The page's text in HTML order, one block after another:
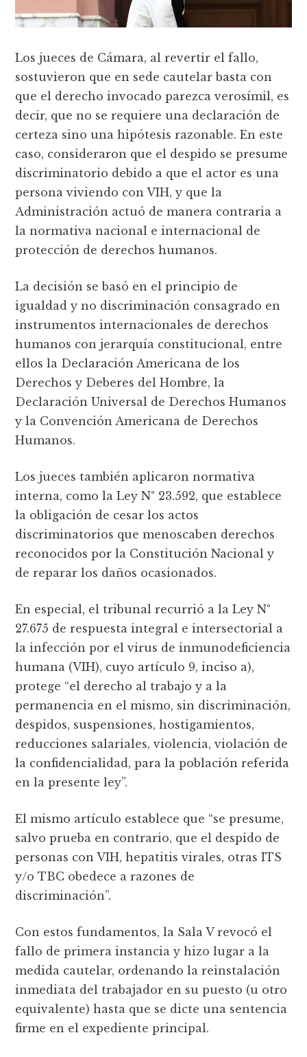
Los jueces de Cámara, al revertir el fallo,
sostuvieron que en sede cautelar basta con
que el derecho invocado parezca verosímil, es
decir, que no se requiere una declaración de
certeza sino una hipótesis razonable. En este
caso, consideraron que el despido se presume
discriminatorio debido a que el actor es una
persona viviendo con VIH, y que la
Administración actuó de manera contraria a
la normativa nacional e internacional de
protección de derechos humanos.
La decisión se basó en el principio de
igualdad y no discriminación consagrado en
instrumentos internacionales de derechos
humanos con jerarquía constitucional, entre
ellos la Declaración Americana de los
Derechos y Deberes del Hombre, la
Declaración Universal de Derechos Humanos
y la Convención Americana de Derechos
Humanos.
Los jueces también aplicaron normativa
interna, como la Ley N° 23.592, que establece
la obligación de cesar los actos
discriminatorios que menoscaben derechos
reconocidos por la Constitución Nacional y
de reparar los daños ocasionados.
En especial, el tribunal recurrió a la Ley N°
27.675 de respuesta integral e intersectorial a
la infección por el virus de inmunodeficiencia
humana (VIH), cuyo artículo 9, inciso a),
protege “el derecho al trabajo y a la
permanencia en el mismo, sin discriminación,
despidos, suspensiones, hostigamientos,
reducciones salariales, violencia, violación de
la confidencialidad, para la población referida
en la presente ley”.
El mismo artículo establece que “se presume,
salvo prueba en contrario, que el despido de
personas con VIH, hepatitis virales, otras ITS
y/o TBC obedece a razones de
discriminación”.
Con estos fundamentos, la Sala V revocó el
fallo de primera instancia y hizo lugar a la
medida cautelar, ordenando la reinstalación
inmediata del trabajador en su puesto (u otro
equivalente) hasta que se dicte una sentencia
firme en el expediente principal.